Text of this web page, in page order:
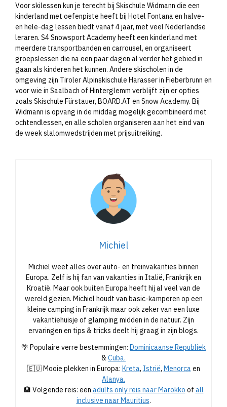
Voor skilessen kun je terecht bij Skischule Widmann die een
kinderland met oefenpiste heeft bij Hotel Fontana en halve-
en hele-dag lessen biedt vanaf 4 jaar, met veel Nederlandse
leraren. S4 Snowsport Academy heeft een kinderland met
meerdere transportbanden en carrousel, en organiseert
groepslessen die na een paar dagen al verder het gebied in
gaan als kinderen het kunnen. Andere skischolen in de
omgeving zijn Tiroler Alpinskischule Harasser in Fieberbrunn en
voor wie in Saalbach of Hinterglemm verblijft zijn er opties
zoals Skischule Fürstauer, BOARD.AT en Snow Academy. Bij
Widmann is opvang in de middag mogelijk gecombineerd met
ochtendlessen, en alle scholen organiseren aan het eind van
de week slalomwedstrijden met prijsuitreiking.​
Michiel
Michiel weet alles over auto- en treinvakanties binnen
Europa. Zelf is hij fan van vakanties in Italië, Frankrijk en
Kroatië. Maar ook buiten Europa heeft hij al veel van de
wereld gezien. Michiel houdt van basic-kamperen op een
kleine camping in Frankrijk maar ook zeker van een luxe
vakantiehuisje of glamping midden in de natuur. Zijn
ervaringen en tips & tricks deelt hij graag in zijn blogs.
🌴 Populaire verre bestemmingen: Dominicaanse Republiek
& Cuba.
🇪🇺 Mooie plekken in Europa: Kreta, Istrië, Menorcaen
Alanya.
🏨 Volgende reis: een adults only reis naar Marokko of all
inclusive naar Mauritius.